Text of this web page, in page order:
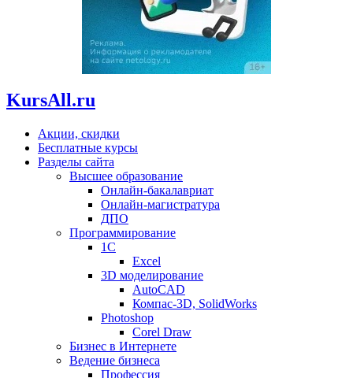
KursAll.ru
Акции, скидки
Бесплатные курсы
Разделы сайта
Высшее образование
Онлайн-бакалавриат
Онлайн-магистратура
ДПО
Программирование
1С
Excel
3D моделирование
AutoCAD
Компас-3D, SolidWorks
Photoshop
Corel Draw
Бизнес в Интернете
Ведение бизнеса
Профессия